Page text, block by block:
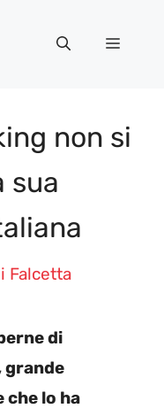
Menu
non si
sua
Falcetta
di
grande
che lo ha